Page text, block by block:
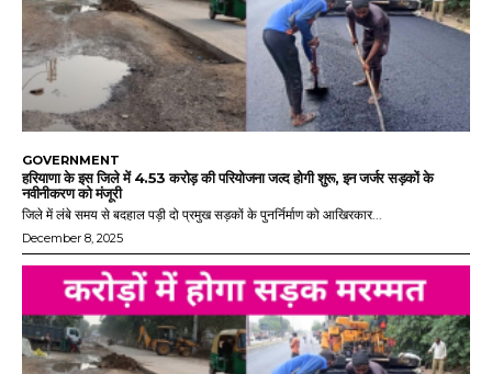
GOVERNMENT
हरियाणा के इस जिले में 4.53 करोड़ की परियोजना जल्द होगी शुरू, इन जर्जर सड़कों के
नवीनीकरण को मंजूरी
जिले में लंबे समय से बदहाल पड़ी दो प्रमुख सड़कों के पुनर्निर्माण को आखिरकार...
December 8, 2025